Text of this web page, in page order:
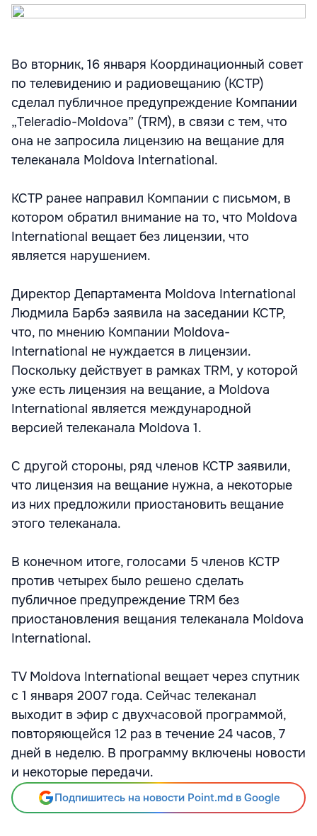
Во вторник, 16 января Координационный совет
по телевидению и радиовещанию (КСТР)
сделал публичное предупреждение Компании
„Teleradio-Moldova” (TRM), в связи с тем, что
она не запросила лицензию на вещание для
телеканала Moldova International.
КСТР ранее направил Компании с письмом, в
котором обратил внимание на то, что Moldova
International вещает без лицензии, что
является нарушением.
Директор Департамента Moldova International
Людмила Барбэ заявила на заседании КСТР,
что, по мнению Компании Moldova-
International не нуждается в лицензии.
Поскольку действует в рамках TRM, у которой
уже есть лицензия на вещание, а Moldova
International является международной
версией телеканала Moldova 1.
С другой стороны, ряд членов КСТР заявили,
что лицензия на вещание нужна, а некоторые
из них предложили приостановить вещание
этого телеканала.
В конечном итоге, голосами 5 членов КСТР
против четырех было решено сделать
публичное предупреждение TRM без
приостановления вещания телеканала Moldova
International.
TV Moldova International вещает через спутник
с 1 января 2007 года. Сейчас телеканал
выходит в эфир с двухчасовой программой,
повторяющейся 12 раз в течение 24 часов, 7
дней в неделю. В программу включены новости
и некоторые передачи.
Подпишитесь на новости Point.md в Google